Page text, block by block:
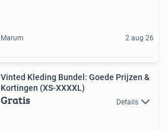
Marum 2 aug 26
Vinted Kleding Bundel: Goede Prijzen &
Kortingen (XS-XXXXL)
Gratis Details